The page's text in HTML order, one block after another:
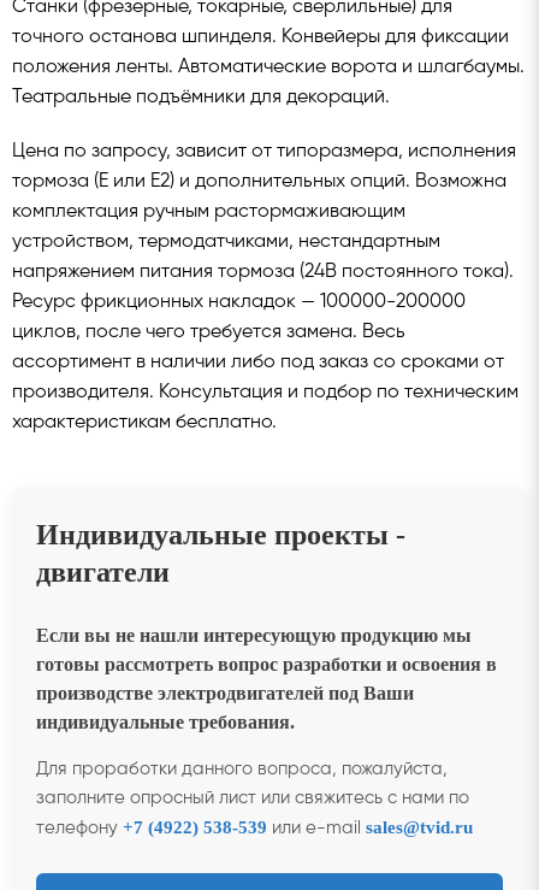
Станки (фрезерные, токарные, сверлильные) для
точного останова шпинделя. Конвейеры для фиксации
положения ленты. Автоматические ворота и шлагбаумы.
Театральные подъёмники для декораций.
Цена по запросу, зависит от типоразмера, исполнения
тормоза (Е или Е2) и дополнительных опций. Возможна
комплектация ручным растормаживающим
устройством, термодатчиками, нестандартным
напряжением питания тормоза (24В постоянного тока).
Ресурс фрикционных накладок — 100000-200000
циклов, после чего требуется замена. Весь
ассортимент в наличии либо под заказ со сроками от
производителя. Консультация и подбор по техническим
характеристикам бесплатно.
Индивидуальные проекты -
двигатели
Если вы не нашли интересующую продукцию мы
готовы рассмотреть вопрос разработки и освоения в
производстве электродвигателей под Ваши
индивидуальные требования.
Для проработки данного вопроса, пожалуйста,
заполните опросный лист или свяжитесь с нами по
телефону +7 (4922) 538-539 или e-mail sales@tvid.ru